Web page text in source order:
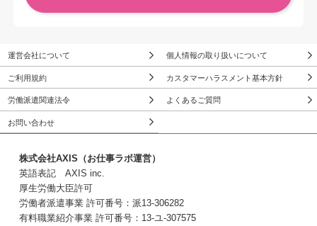
運営会社について 個人情報の取り扱いについて
ご利用規約 カスタマーハラスメント基本方針
労働派遣関連法令 よくあるご質問
お問い合わせ
株式会社AXIS（お仕事ラボ運営）
英語表記 AXIS inc.
厚生労働大臣許可
労働者派遣事業 許可番号：派13-306282
有料職業紹介事業 許可番号：13-ユ-307575